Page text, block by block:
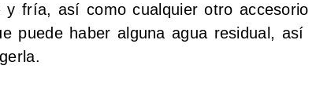
fría, así como cualquier otro accesorio
puede haber alguna agua residual, así